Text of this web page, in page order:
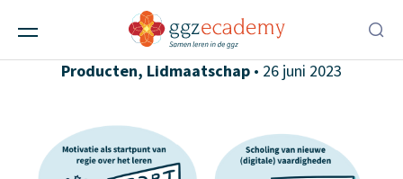
Externe-Interne Analyse 2023
Alle berichten, Ggz-instellingen
Producten, Lidmaatschap • 26 juni 2023